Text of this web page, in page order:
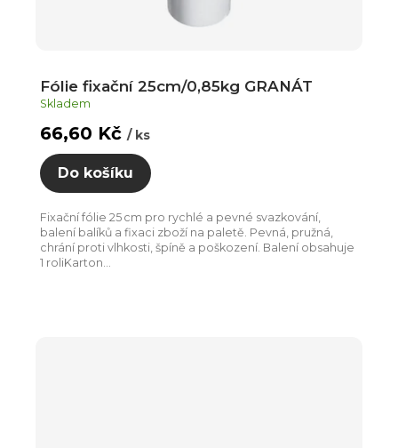
Fólie fixační 25cm/0,85kg GRANÁT
Skladem
66,60 Kč / ks
Do košíku
Fixační fólie 25 cm pro rychlé a pevné svazkování,
balení balíků a fixaci zboží na paletě. Pevná, pružná,
chrání proti vlhkosti, špíně a poškození. Balení obsahuje
1 roliKarton...